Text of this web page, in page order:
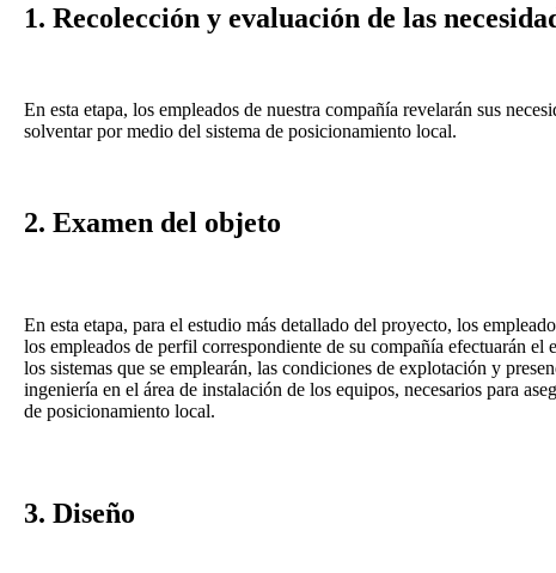
1. Recolección y evaluación de las
En esta etapa, los empleados de nuestra compañía revelarán sus
solventar por medio del sistema de posicionamiento local.
2. Examen del objeto
En esta etapa, para el estudio más detallado del proyecto, los
los empleados de perfil correspondiente de su compañía efectuarán el
los sistemas que se emplearán, las condiciones de explotación y
ingeniería en el área de instalación de los equipos, necesarios para
de posicionamiento local.
3. Diseño